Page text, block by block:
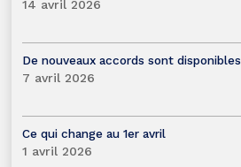
14 avril 2026
De nouveaux accords sont disponibles
7 avril 2026
Ce qui change au 1er avril
1 avril 2026